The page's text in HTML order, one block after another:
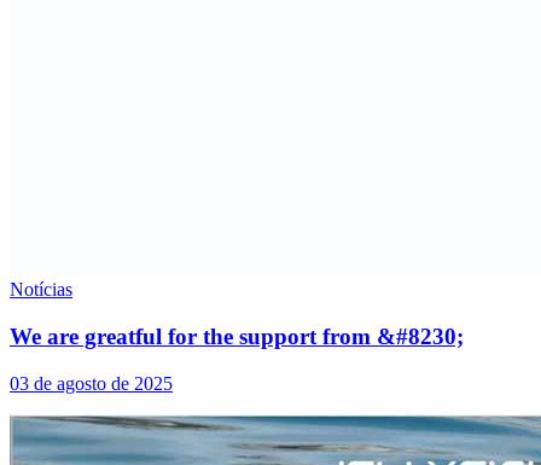
Notícias
We are greatful for the support from &#8230;
03 de agosto de 2025